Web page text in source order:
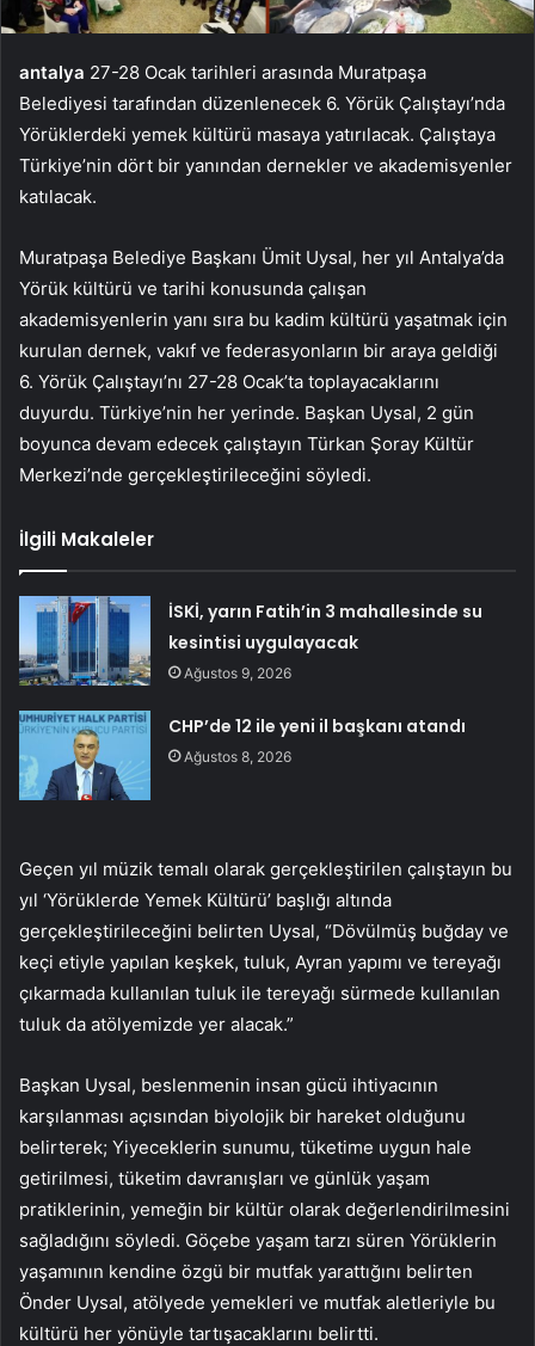
antalya 27-28 Ocak tarihleri ​​arasında Muratpaşa
Belediyesi tarafından düzenlenecek 6. Yörük Çalıştayı’nda
Yörüklerdeki yemek kültürü masaya yatırılacak. Çalıştaya
Türkiye’nin dört bir yanından dernekler ve akademisyenler
katılacak.
Muratpaşa Belediye Başkanı Ümit Uysal, her yıl Antalya’da
Yörük kültürü ve tarihi konusunda çalışan
akademisyenlerin yanı sıra bu kadim kültürü yaşatmak için
kurulan dernek, vakıf ve federasyonların bir araya geldiği
6. Yörük Çalıştayı’nı 27-28 Ocak’ta toplayacaklarını
duyurdu. Türkiye’nin her yerinde. Başkan Uysal, 2 gün
boyunca devam edecek çalıştayın Türkan Şoray Kültür
Merkezi’nde gerçekleştirileceğini söyledi.
İlgili Makaleler
İSKİ, yarın Fatih’in 3 mahallesinde su
kesintisi uygulayacak
Ağustos 9, 2026
CHP’de 12 ile yeni il başkanı atandı
Ağustos 8, 2026
Geçen yıl müzik temalı olarak gerçekleştirilen çalıştayın bu
yıl ‘Yörüklerde Yemek Kültürü’ başlığı altında
gerçekleştirileceğini belirten Uysal, “Dövülmüş buğday ve
keçi etiyle yapılan keşkek, tuluk, Ayran yapımı ve tereyağı
çıkarmada kullanılan tuluk ile tereyağı sürmede kullanılan
tuluk da atölyemizde yer alacak.”
Başkan Uysal, beslenmenin insan gücü ihtiyacının
karşılanması açısından biyolojik bir hareket olduğunu
belirterek; Yiyeceklerin sunumu, tüketime uygun hale
getirilmesi, tüketim davranışları ve günlük yaşam
pratiklerinin, yemeğin bir kültür olarak değerlendirilmesini
sağladığını söyledi. Göçebe yaşam tarzı süren Yörüklerin
yaşamının kendine özgü bir mutfak yarattığını belirten
Önder Uysal, atölyede yemekleri ve mutfak aletleriyle bu
kültürü her yönüyle tartışacaklarını belirtti.